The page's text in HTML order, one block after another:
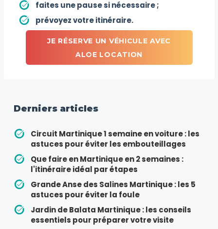
faites unepausesi nécessaire ;
prévoyez votre itinéraire.
JE RÉSERVE UN VÉHICULE AVEC
ALOE LOCATION
Derniers articles
Circuit Martinique 1 semaine en voiture : les
astuces pour éviter les embouteillages
Que faire en Martinique en 2 semaines :
l'itinéraire idéal par étapes
Grande Anse des Salines Martinique : les 5
astuces pour éviter la foule
Jardin de Balata Martinique : les conseils
essentiels pour préparer votre visite